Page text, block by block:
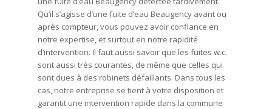
Qu’il s’agisse d’une fuite d’eau Beaugency avant ou
après compteur, vous pouvez avoir confiance en
notre expertise, et surtout en notre rapidité
d’intervention. Il faut aussi savoir que les fuites w.c.
sont aussi très courantes, de même que celles qui
sont dues à des robinets défaillants. Dans tous les
cas, notre entreprise se tient à votre disposition et
garantit une intervention rapide dans la commune